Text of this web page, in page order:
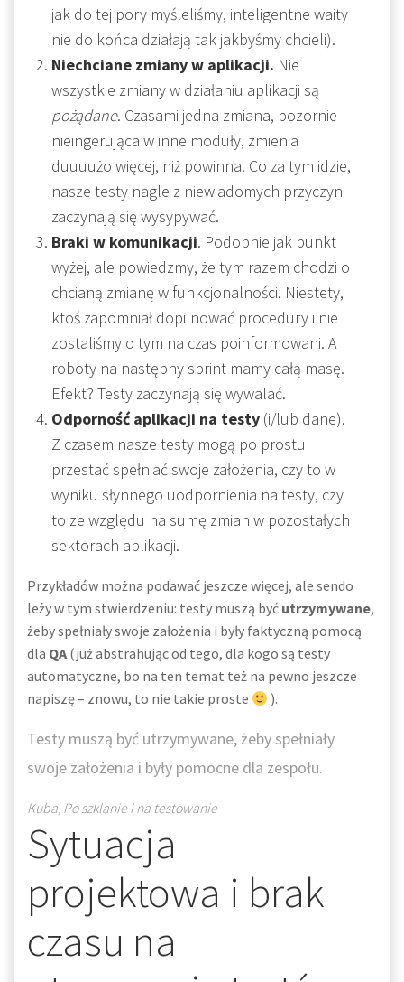
jak do tej pory myśleliśmy, inteligentne waity
nie do końca działają tak jakbyśmy chcieli).
Niechciane zmiany w aplikacji. Nie
wszystkie zmiany w działaniu aplikacji są
pożądane. Czasami jedna zmiana, pozornie
nieingerująca w inne moduły, zmienia
duuuużo więcej, niż powinna. Co za tym idzie,
nasze testy nagle z niewiadomych przyczyn
zaczynają się wysypywać.
Braki w komunikacji. Podobnie jak punkt
wyżej, ale powiedzmy, że tym razem chodzi o
chcianą zmianę w funkcjonalności. Niestety,
ktoś zapomniał dopilnować procedury i nie
zostaliśmy o tym na czas poinformowani. A
roboty na następny sprint mamy całą masę.
Efekt? Testy zaczynają się wywalać.
Odporność aplikacji na testy (i/lub dane).
Z czasem nasze testy mogą po prostu
przestać spełniać swoje założenia, czy to w
wyniku słynnego uodpornienia na testy, czy
to ze względu na sumę zmian w pozostałych
sektorach aplikacji.
Przykładów można podawać jeszcze więcej, ale sendo
leży w tym stwierdzeniu: testy muszą być utrzymywane,
żeby spełniały swoje założenia i były faktyczną pomocą
dla QA (już abstrahując od tego, dla kogo są testy
automatyczne, bo na ten temat też na pewno jeszcze
napiszę – znowu, to nie takie proste
).
Testy muszą być utrzymywane, żeby spełniały
swoje założenia i były pomocne dla zespołu.
Kuba, Po szklanie i na testowanie
Sytuacja
projektowa i brak
czasu na